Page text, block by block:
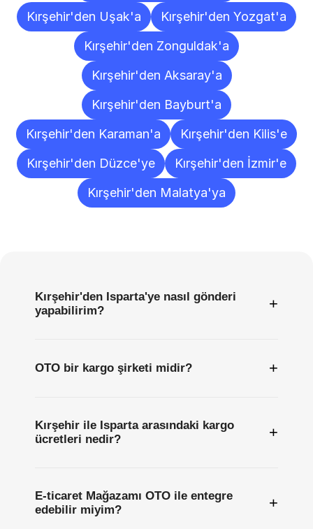
Kırşehir'den Uşak'a
Kırşehir'den Yozgat'a
Kırşehir'den Zonguldak'a
Kırşehir'den Aksaray'a
Kırşehir'den Bayburt'a
Kırşehir'den Karaman'a
Kırşehir'den Kilis'e
Kırşehir'den Düzce'ye
Kırşehir'den İzmir'e
Kırşehir'den Malatya'ya
Kırşehir'den Isparta'ye nasıl gönderi
yapabilirim?
+
OTO bir kargo şirketi midir? +
Kırşehir ile Isparta arasındaki kargo
ücretleri nedir?
+
E-ticaret Mağazamı OTO ile entegre
edebilir miyim?
+